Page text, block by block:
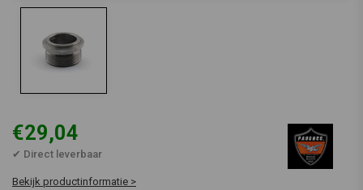
€29,04
✔ Direct leverbaar
Bekijk productinformatie >